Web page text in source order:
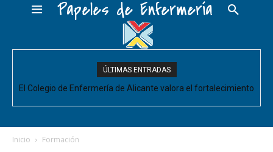
Papeles de Enfermería
ÚLTIMAS ENTRADAS
El Colegio de Enfermería de Alicante valora el fortalecimiento
acompañe de decisiones estructurales para...
Inicio Formación